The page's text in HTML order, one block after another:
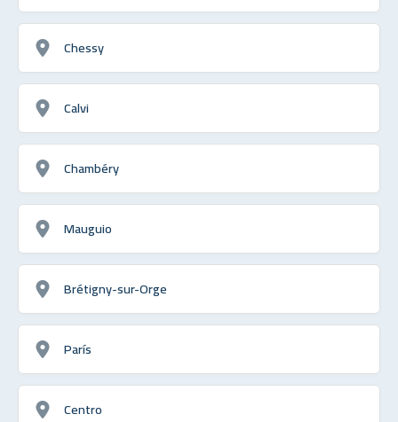
Chessy
Calvi
Chambéry
Mauguio
Brétigny-sur-Orge
París
Centro